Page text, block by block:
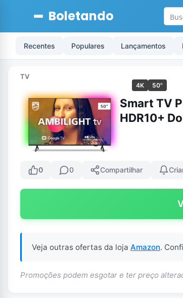
Boletando
Recentes Populares Lançamentos
TV
4K 50"
Smart TV
HDR10+
0 0 Compartilhar
Veja outras ofertas da loja Amazon.
Promoções podem esgotar e ter preço